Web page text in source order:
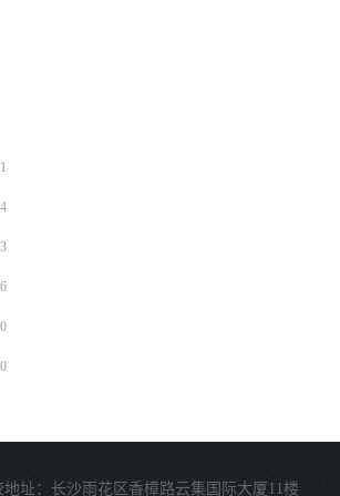
地址：长沙雨花区香樟路云集国际大厦11楼